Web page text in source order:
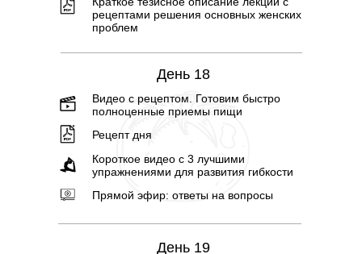
рецептами решения основных женских
проблем
День 18
Видео с рецептом. Готовим быстро
полноценные приемы пищи
Рецепт дня
Короткое видео с 3 лучшими
упражнениями для развития гибкости
Прямой эфир: ответы на вопросы
День 19